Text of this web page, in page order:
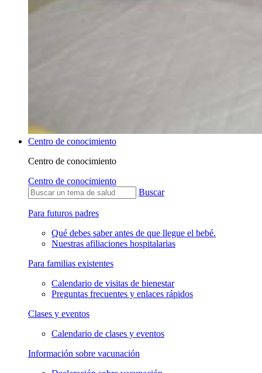
Centro de conocimiento
Centro de conocimiento
Centro de conocimiento
Buscar
Para futuros padres
Qué debes saber antes de que llegue el bebé.
Nuestras afiliaciones hospitalarias
Para familias existentes
Calendario de visitas de bienestar
Preguntas frecuentes y enlaces rápidos
Clases y eventos
Calendario de clases y eventos
Información sobre vacunación